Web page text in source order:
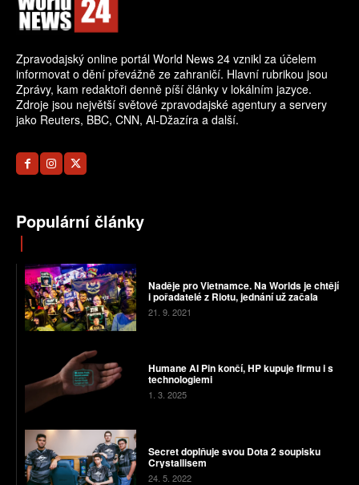
Zpravodajský online portál World News 24 vznikl za účelem
informovat o dění převážně ze zahraničí. Hlavní rubrikou jsou
Zprávy, kam redaktoři denně píší články v lokálním jazyce.
Zdroje jsou největší světové zpravodajské agentury a servery
jako Reuters, BBC, CNN, Al-Džazíra a další.
Populární články
Naděje pro Vietnamce. Na Worlds je chtějí
i pořadatelé z Riotu, jednání už začala
21. 9. 2021
Humane AI Pin končí, HP kupuje firmu i s
technologiemi
1. 3. 2025
Secret doplňuje svou Dota 2 soupisku
Crystallisem
24. 5. 2022